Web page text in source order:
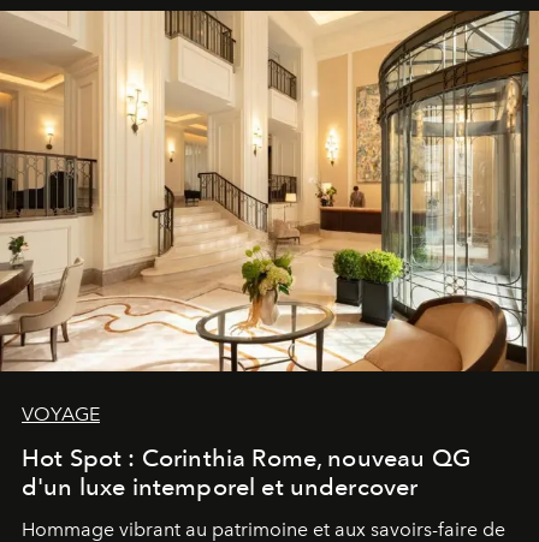
VOYAGE
Hot Spot : Corinthia Rome, nouveau QG
d'un luxe intemporel et undercover
Hommage vibrant au patrimoine et aux savoirs-faire de